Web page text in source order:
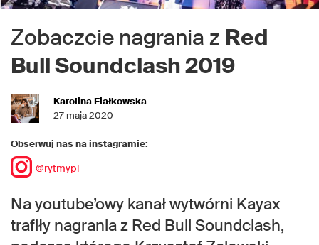
Zobaczcie nagrania z Red
Bull Soundclash 2019
Karolina Fiałkowska
27 maja 2020
Obserwuj nas na instagramie:
@rytmypl
Na youtube’owy kanał wytwórni Kayax
trafiły nagrania z Red Bull Soundclash,